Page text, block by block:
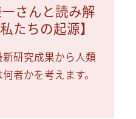
さんと読み解
たちの起源】
研究成果から人類
者かを考えます。